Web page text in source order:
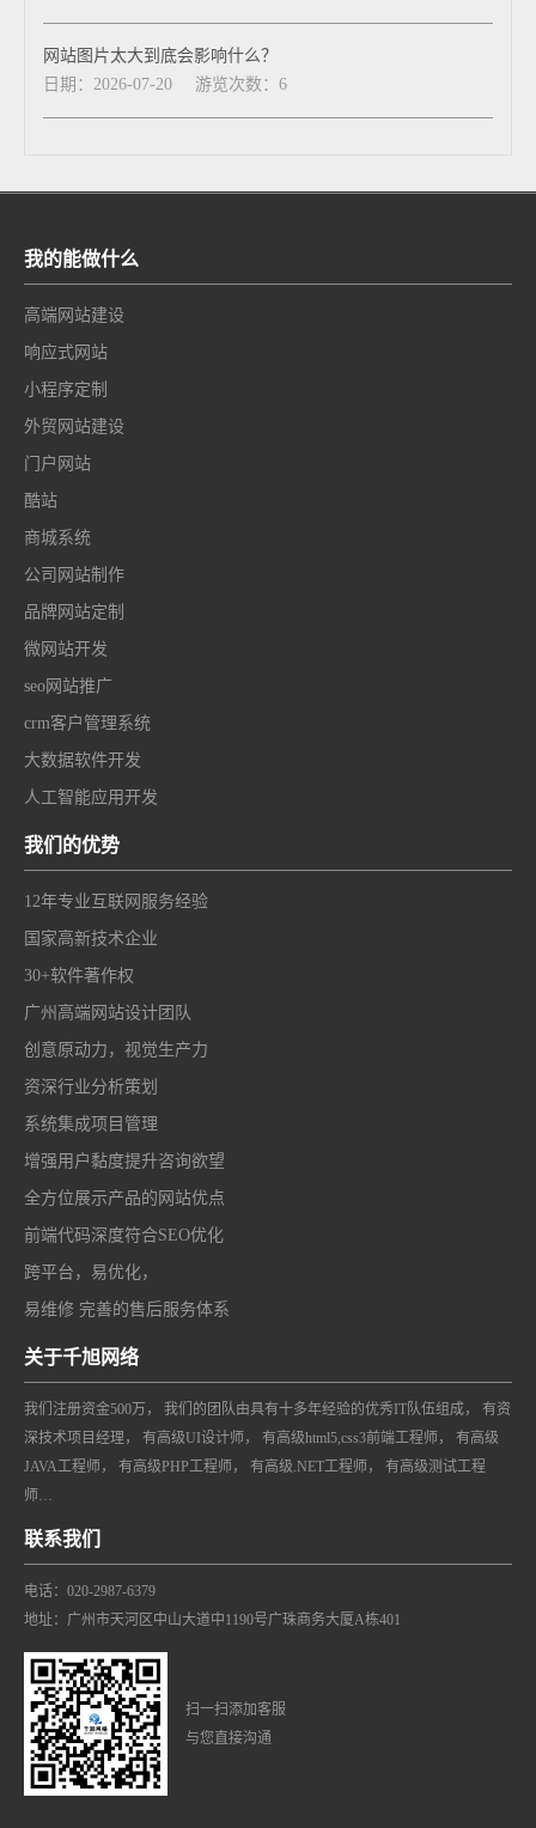
网站图片太大到底会影响什么？
日期：2026-07-20
游览次数：6
我的能做什么
高端网站建设
响应式网站
小程序定制
外贸网站建设
门户网站
酷站
商城系统
公司网站制作
品牌网站定制
微网站开发
seo网站推广
crm客户管理系统
大数据软件开发
人工智能应用开发
我们的优势
12年专业互联网服务经验
国家高新技术企业
30+软件著作权
广州高端网站设计团队
创意原动力，视觉生产力
资深行业分析策划
系统集成项目管理
增强用户黏度提升咨询欲望
全方位展示产品的网站优点
前端代码深度符合SEO优化
跨平台，易优化，
易维修 完善的售后服务体系
关于千旭网络
我们注册资金500万， 我们的团队由具有十多年经验的优秀IT队伍组成， 有资
深技术项目经理， 有高级UI设计师， 有高级html5,css3前端工程师， 有高级
JAVA工程师， 有高级PHP工程师， 有高级.NET工程师， 有高级测试工程
师…
联系我们
电话：020-2987-6379
地址：广州市天河区中山大道中1190号广珠商务大厦A栋401
扫一扫添加客服
与您直接沟通